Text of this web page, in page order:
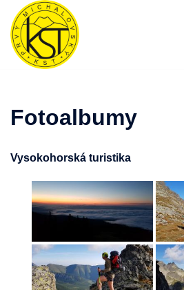
Preskočiť
obsah
Fotoalbumy
Vysokohorská turistika